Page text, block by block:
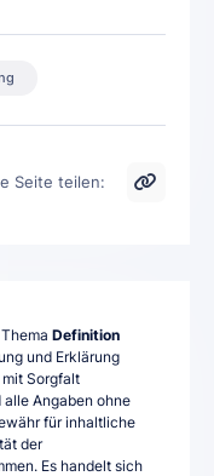
Seite teilen:
Definition
und Erklärung
Sorgfalt
Angaben ohne
für inhaltliche
der
Es handelt sich